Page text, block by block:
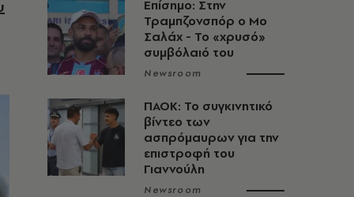
Επίσημο: Στην
Τραμπζονσπόρ ο Μο
Σαλάχ - Το «χρυσό»
συμβόλαιό του
Newsroom
ΠΑΟΚ: Το συγκινητικό
βίντεο των
ασπρόμαυρων για την
επιστροφή του
Γιαννούλη
Newsroom